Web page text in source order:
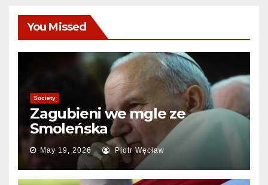
You Missed
Society
Zagubieni we mgle ze
Smoleńska
May 19, 2026 Piotr Węcław